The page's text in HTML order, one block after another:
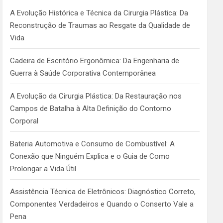
A Evolução Histórica e Técnica da Cirurgia Plástica: Da
Reconstrução de Traumas ao Resgate da Qualidade de
Vida
Cadeira de Escritório Ergonômica: Da Engenharia de
Guerra à Saúde Corporativa Contemporânea
A Evolução da Cirurgia Plástica: Da Restauração nos
Campos de Batalha à Alta Definição do Contorno
Corporal
Bateria Automotiva e Consumo de Combustível: A
Conexão que Ninguém Explica e o Guia de Como
Prolongar a Vida Útil
Assistência Técnica de Eletrônicos: Diagnóstico Correto,
Componentes Verdadeiros e Quando o Conserto Vale a
Pena